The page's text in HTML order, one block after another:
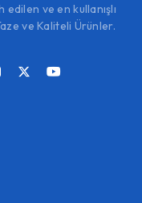
ve en kullanışlı
ve Kaliteli Ürünler.